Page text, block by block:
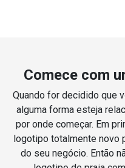
Comece com
Quando for decidido que
alguma forma esteja
por onde começar. Em
logotipo totalmente novo
do seu negócio. Então